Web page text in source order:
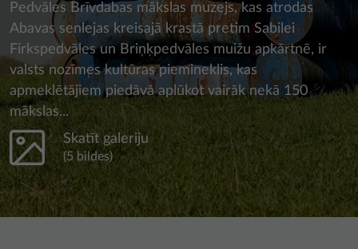
Pedvāles Brīvdabas mākslas muzejs, kas atrodas
Abavas senlejas kreisajā krastā pretim Sabilei
Firkspedvāles un Briņķpedvāles muižu apkārtnē, ir
valsts nozīmes kultūras piemineklis, kas
apmeklētājiem piedāvā aplūkot vairāk nekā 150
mākslas...
Skatīt galeriju
(5 bildes)